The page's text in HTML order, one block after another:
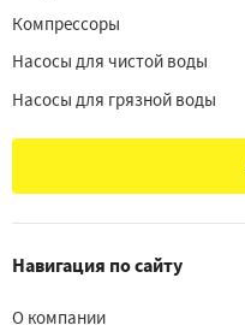
Компрессоры
Насосы для чистой воды
Насосы для грязной воды
Навигация по сайту
О компании